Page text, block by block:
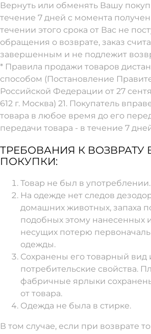
Вернуть или обменять Вашу
течение 7 дней с момента
течении этого срока от Вас не
обращения о возврате, заказ
завершенным и не подлежит
* Правила продажи товаров
способом (Постановление
Российской Федерации от 27
612 г. Москва) 21. Покупатель
товара в любое время до его
передачи товара - в течение 7
ТРЕБОВАНИЯ К ВОЗВРАТУ
ПОКУПКИ:
Товар не был в употреблении.
На одежде нет следов
домашних животных, запаха
подобных этому нанесенных
несущих потерю
одежды.
Сохранены его товарный вид
потребительские свойства.
фабричные ярлыки
от товара.
Одежда не была в стирке.
В том случае, если при возврате